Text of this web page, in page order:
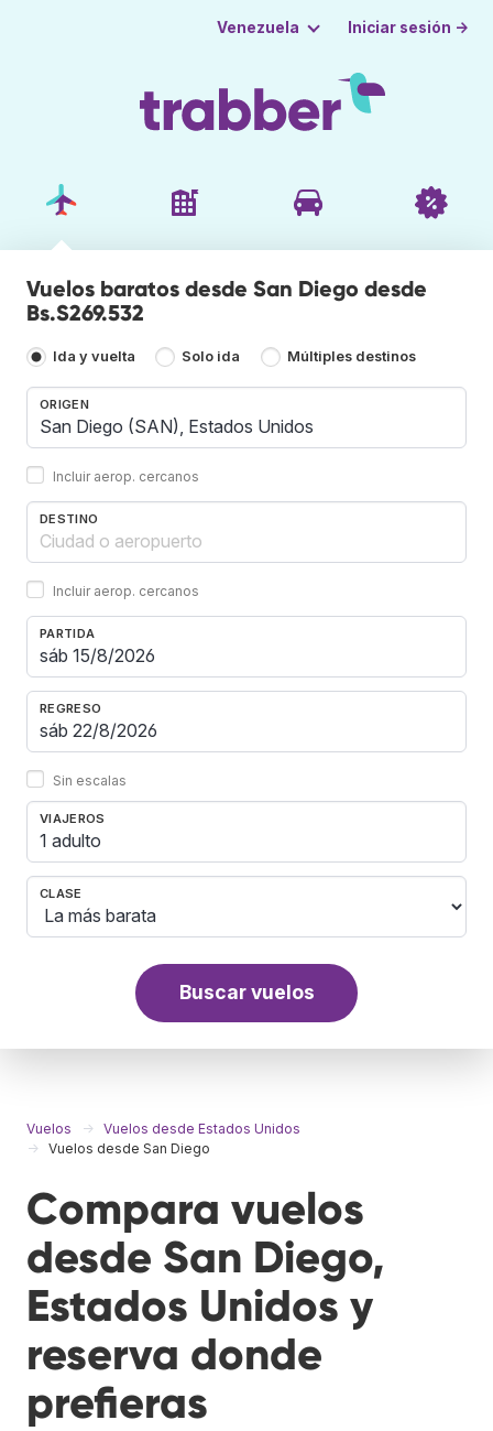
Venezuela Iniciar sesión →
Vuelos baratos desde San Diego desde
Bs.S269.532
Ida y vuelta Solo ida Múltiples destinos
ORIGEN
Incluir aerop. cercanos
DESTINO
Incluir aerop. cercanos
PARTIDA
REGRESO
Sin escalas
VIAJEROS
1 adulto
CLASE
Buscar vuelos
Vuelos
Vuelos desde Estados Unidos
Vuelos desde San Diego
Compara vuelos
desde San Diego,
Estados Unidos y
reserva donde
prefieras